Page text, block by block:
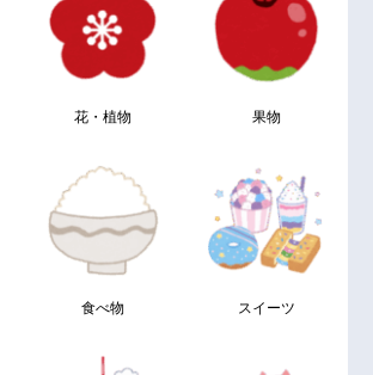
花・植物 果物
食べ物 スイーツ